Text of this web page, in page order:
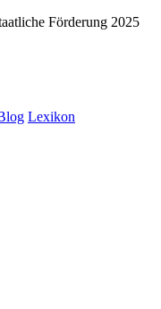
Förderung 2025
Lexikon